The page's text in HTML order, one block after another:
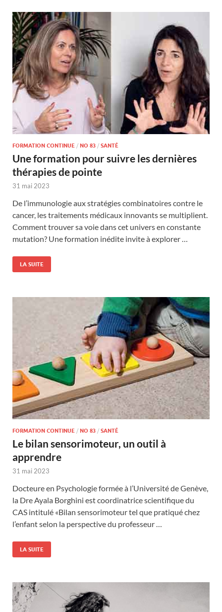
FORMATION CONTINUE / NO 83 / SANTÉ
Une formation pour suivre les dernières
thérapies de pointe
31 mai 2023
De l’immunologie aux stratégies combinatoires contre le
cancer, les traitements médicaux innovants se multiplient.
Comment trouver sa voie dans cet univers en constante
mutation? Une formation inédite invite à explorer …
LA SUITE
FORMATION CONTINUE / NO 83 / SANTÉ
Le bilan sensorimoteur, un outil à
apprendre
31 mai 2023
Docteure en Psychologie formée à l’Université de Genève,
la Dre Ayala Borghini est coordinatrice scientifique du
CAS intitulé «Bilan sensorimoteur tel que pratiqué chez
l’enfant selon la perspective du professeur …
LA SUITE